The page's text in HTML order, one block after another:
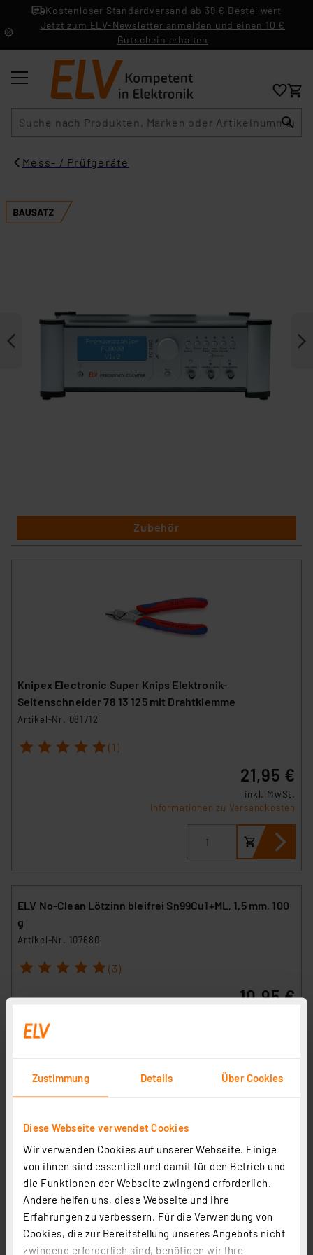
Zustimmung Details Über Cookies
Diese Webseite verwendet Cookies
Wir verwenden Cookies auf unserer Webseite. Einige
von ihnen sind essentiell und damit für den Betrieb und
die Funktionen der Webseite zwingend erforderlich.
Andere helfen uns, diese Webseite und ihre
Erfahrungen zu verbessern. Für die Verwendung von
Cookies, die zur Bereitstellung unseres Angebots nicht
zwingend erforderlich sind, benötigen wir Ihre
Kostenloser Standardversand ab 39 € Bestellwert
Jetzt zum ELV-Newsletter anmelden und einen 10 €
Gutschein erhalten
Mess- / Prüfgeräte
Zubehör
Knipex Electronic Super Knips Elektronik-
Seitenschneider 78 13 125 mit Drahtklemme
Artikel-Nr. 081712
1 2 3 4 5 (1)
21,95 €
inkl. MwSt.
Informationen zu Versandkosten
ELV No-Clean Lötzinn bleifrei Sn99Cu1+ML, 1,5 mm, 100
g
Artikel-Nr. 107680
1 2 3 4 5 (3)
10,95 €
ELV LED-Lupenleuchte, 1,75-fache Vergrößerung, 730
Lumen, dimmbar, wechselbare Linse